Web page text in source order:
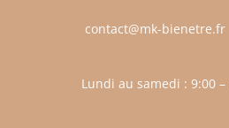
contact@mk-bienetre.fr
Lundi au samedi : 9:00 –